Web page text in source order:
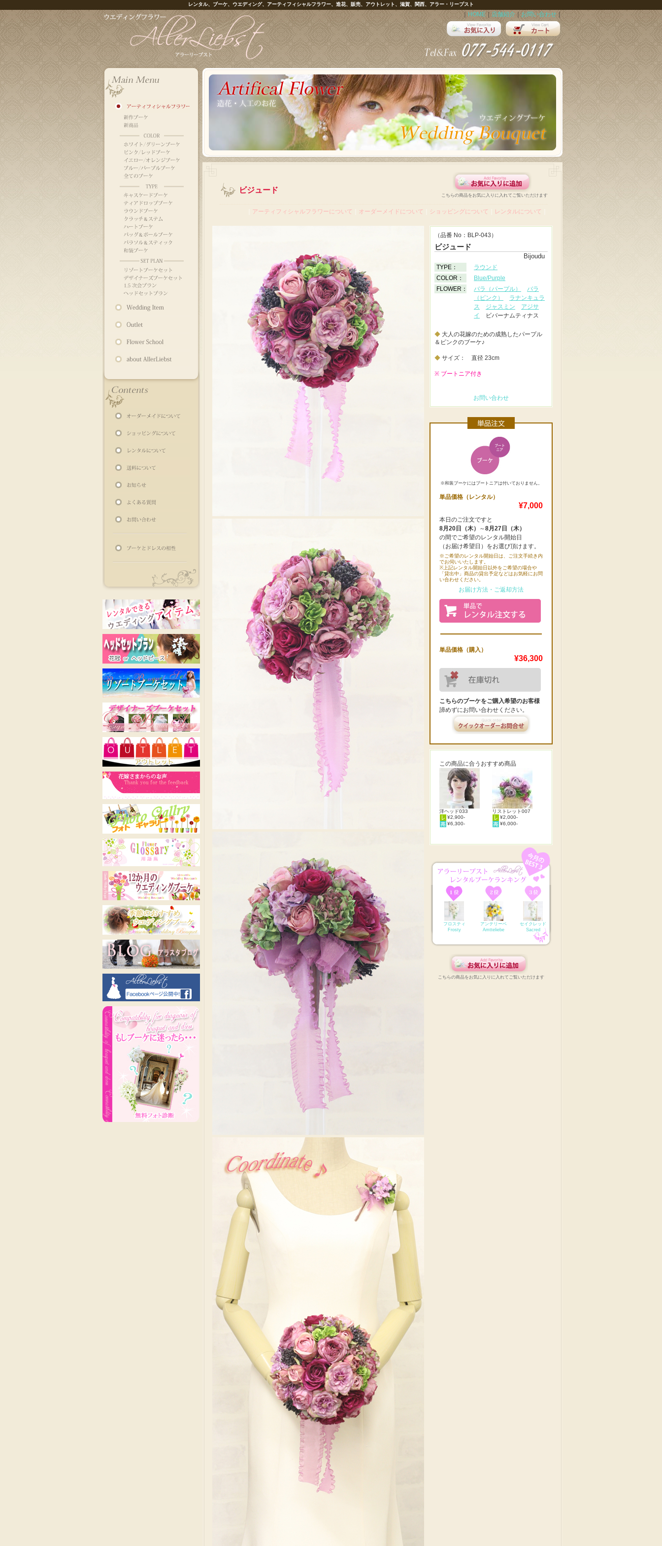
レンタル、ブーケ、ウエディング、アーティフィシャルフラワー、造花、販売、アウトレット、滋賀、関西、アラー・リープスト
｜ HOME｜ 店舗紹介 ｜お問い合わせ｜
こちらの商品をお気に入りに入れてご覧いただけます
ビジュード
アーティフィシャルフラワーについて オーダーメイドについて ショッピングについて レンタルについて
（品番 No：BLP-043）
ビジュード
Bijoudu
TYPE：
ラウンド
COLOR：
Blue/Purple
FLOWER：
バラ（パープル）
バラ
（ピンク）
ラナンキュラ
ス
ジャスミン
アジサ
イ
ビバーナムティナス
◆ 大人の花嫁のための成熟したパープル
＆ピンクのブーケ♪
◆ サイズ： 直径 23cm
※ ブートニア付き
お問い合わせ
※和装ブーケにはブートニアは付いておりません。
単品価格（レンタル）
¥7,000
本日のご注文ですと
8月20日（木）
～8月27日（木）
の間でご希望のレンタル開始日
（お届け希望日）をお選び頂けます。
※ご希望のレンタル開始日は、ご注文手続き内
でお伺いいたします。
※上記レンタル開始日以外をご希望の場合や
「貸出中」商品の貸出予定などはお気軽にお問
い合わせください。
お届け方法・ご返却方法
単品価格（購入）
¥36,300
こちらのブーケをご購入希望のお客様
諦めずにお問い合わせください。
この商品に合うおすすめ商品
洋ヘッド033
¥2,900-
¥6,300-
リストレット007
¥2,000-
¥6,000-
フロスティ
Frosty
アンテリーベ
Amtteliebe
セイクレッド
Sacred
こちらの商品をお気に入りに入れてご覧いただけます